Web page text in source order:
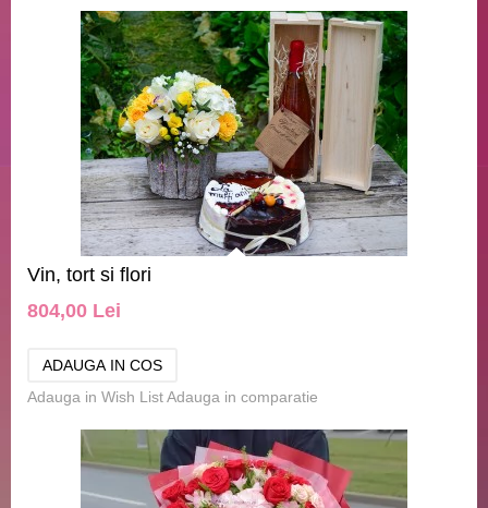
Vin, tort si flori
804,00 Lei
Adauga in Wish ListAdauga in comparatie